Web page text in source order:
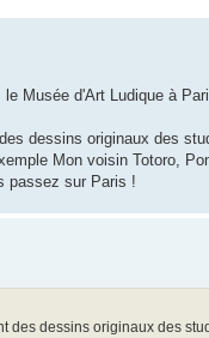
Musée d'Art Ludique à
dessins originaux des
Mon voisin Totoro,
passez sur Paris !
des dessins originaux des